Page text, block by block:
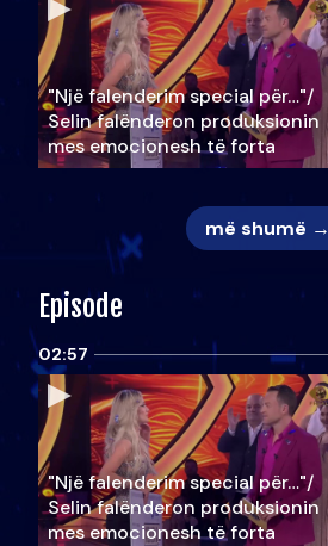
"Një falenderim special për…"/
Selin falënderon produksionin
mes emocionesh të forta
më shumë →
Episode
02:57
"Një falenderim special për…"/
Selin falënderon produksionin
mes emocionesh të forta